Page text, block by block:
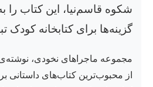
شکوه قاسم‌نیا، این کتاب را
گزینه‌ها برای کتابخانه
مجموعه ماجراهای نخودی،
از محبوب‌ترین کتاب‌های داستانی